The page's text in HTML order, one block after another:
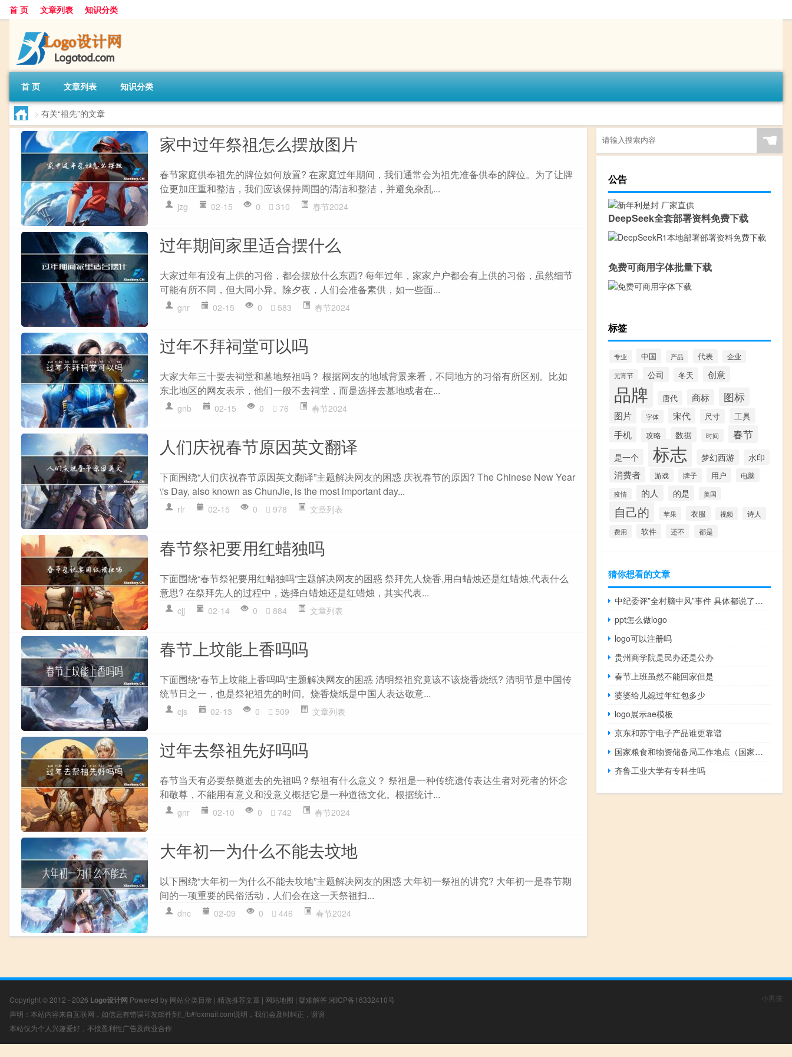
首 页 文章列表 知识分类
首 页 文章列表 知识分类
> 有关“祖先”的文章
家中过年祭祖怎么摆放图片
春节家庭供奉祖先的牌位如何放置? 在家庭过年期间，我们通常会为祖先准备供奉的牌位。为了让牌
位更加庄重和整洁，我们应该保持周围的清洁和整洁，并避免杂乱...
jzg 02-15 0 310 春节2024
过年期间家里适合摆什么
大家过年有没有上供的习俗，都会摆放什么东西? 每年过年，家家户户都会有上供的习俗，虽然细节
可能有所不同，但大同小异。除夕夜，人们会准备素供，如一些面...
gnr 02-15 0 583 春节2024
过年不拜祠堂可以吗
大家大年三十要去祠堂和墓地祭祖吗？ 根据网友的地域背景来看，不同地方的习俗有所区别。比如
东北地区的网友表示，他们一般不去祠堂，而是选择去墓地或者在...
gnb 02-15 0 76 春节2024
人们庆祝春节原因英文翻译
下面围绕“人们庆祝春节原因英文翻译”主题解决网友的困惑 庆祝春节的原因? The Chinese New Year
\'s Day, also known as ChunJie, is the most important day...
rlr 02-15 0 978 文章列表
春节祭祀要用红蜡独吗
下面围绕“春节祭祀要用红蜡独吗”主题解决网友的困惑 祭拜先人烧香,用白蜡烛还是红蜡烛,代表什么
意思? 在祭拜先人的过程中，选择白蜡烛还是红蜡烛，其实代表...
cjj 02-14 0 884 文章列表
春节上坟能上香吗吗
下面围绕“春节上坟能上香吗吗”主题解决网友的困惑 清明祭祖究竟该不该烧香烧纸? 清明节是中国传
统节日之一，也是祭祀祖先的时间。烧香烧纸是中国人表达敬意...
cjs 02-13 0 509 文章列表
过年去祭祖先好吗吗
春节当天有必要祭奠逝去的先祖吗？祭祖有什么意义？ 祭祖是一种传统遗传表达生者对死者的怀念
和敬尊，不能用有意义和没意义概括它是一种道德文化。根据统计...
gnr 02-10 0 742 春节2024
大年初一为什么不能去坟地
以下围绕“大年初一为什么不能去坟地”主题解决网友的困惑 大年初一祭祖的讲究? 大年初一是春节期
间的一项重要的民俗活动，人们会在这一天祭祖扫...
dnc 02-09 0 446 春节2024
☚
公告
DeepSeek全套部署资料免费下载
免费可商用字体批量下载
标签
专业 中国 产品 代表 企业
元宵节 公司 冬天 创意
品牌 唐代 商标 图标
图片 字体 宋代 尺寸 工具
手机 攻略 数据 时间 春节
是一个 标志 梦幻西游 水印
消费者 游戏 牌子 用户 电脑
疫情 的人 的是 美国
自己的 苹果 衣服 视频 诗人
费用 软件 还不 都是
猜你想看的文章
中纪委评”全村脑中风”事件 具体都说了什么
ppt怎么做logo
logo可以注册吗
贵州商学院是民办还是公办
春节上班虽然不能回家但是
婆婆给儿媳过年红包多少
logo展示ae模板
京东和苏宁电子产品谁更靠谱
国家粮食和物资储备局工作地点（国家粮食和物资储备局工资待遇）
齐鲁工业大学有专科生吗
Copyright © 2012 - 2026 Logo设计网 Powered by 网站分类目录 | 精选推荐文章 | 网站地图 | 疑难解答 湘ICP备16332410号
声明：本站内容来自互联网，如信息有错误可发邮件到f_fb#foxmail.com说明，我们会及时纠正，谢谢
本站仅为个人兴趣爱好，不接盈利性广告及商业合作
小男孩